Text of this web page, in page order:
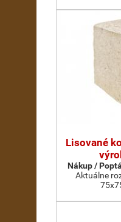
Lisované
Nákup /
Aktuálne